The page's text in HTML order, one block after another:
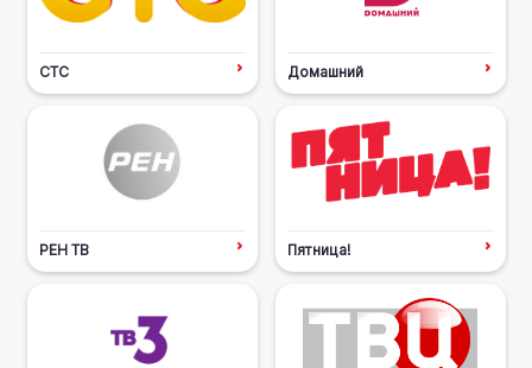
СТС Домашний
РЕН ТВ Пятница!